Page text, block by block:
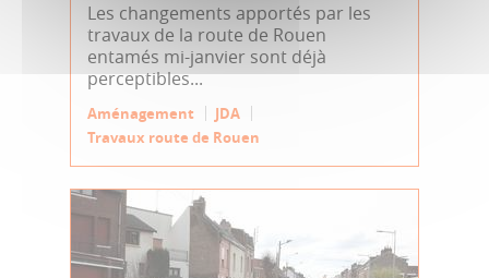
Les changements apportés par les
travaux de la route de Rouen
entamés mi-janvier sont déjà
perceptibles...
Aménagement
JDA
Travaux route de Rouen